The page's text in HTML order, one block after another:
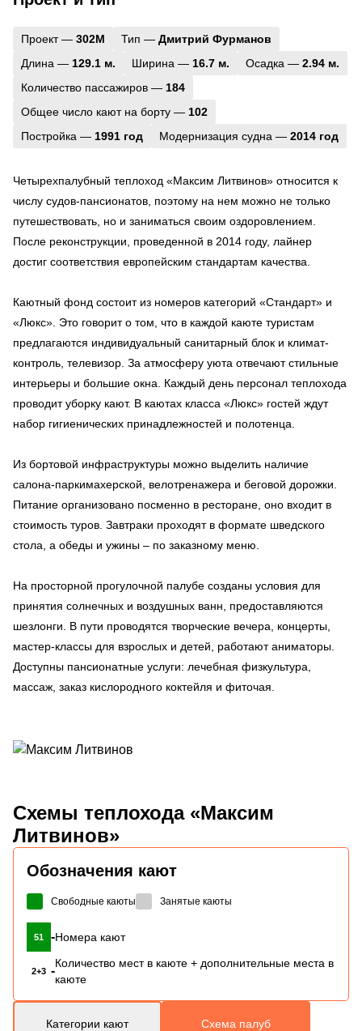
Проект — 302М Тип — Дмитрий Фурманов
Длина — 129.1 м. Ширина — 16.7 м. Осадка — 2.94 м.
Количество пассажиров — 184
Общее число кают на борту — 102
Постройка — 1991 год Модернизация судна — 2014 год
Четырехпалубный теплоход «Максим Литвинов» относится к
числу судов-пансионатов, поэтому на нем можно не только
путешествовать, но и заниматься своим оздоровлением.
После реконструкции, проведенной в 2014 году, лайнер
достиг соответствия европейским стандартам качества.
Каютный фонд состоит из номеров категорий «Стандарт» и
«Люкс». Это говорит о том, что в каждой каюте туристам
предлагаются индивидуальный санитарный блок и климат-
контроль, телевизор. За атмосферу уюта отвечают стильные
интерьеры и большие окна. Каждый день персонал теплохода
проводит уборку кают. В каютах класса «Люкс» гостей ждут
набор гигиенических принадлежностей и полотенца.
Из бортовой инфраструктуры можно выделить наличие
салона-паркимахерской, велотренажера и беговой дорожки.
Питание организовано посменно в ресторане, оно входит в
стоимость туров. Завтраки проходят в формате шведского
стола, а обеды и ужины – по заказному меню.
На просторной прогулочной палубе созданы условия для
принятия солнечных и воздушных ванн, предоставляются
шезлонги. В пути проводятся творческие вечера, концерты,
мастер-классы для взрослых и детей, работают аниматоры.
Доступны пансионатные услуги: лечебная физкультура,
массаж, заказ кислородного коктейля и фиточая.
Схемы теплохода «Максим
Литвинов»
Обозначения кают
Свободные каюты Занятые каюты
51 -Номера кают
2+3 -
Количество мест в каюте + дополнительные места в
каюте
Категории кают Схема палуб